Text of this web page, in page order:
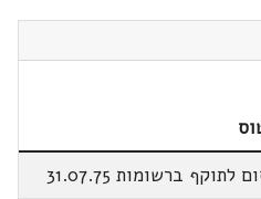
לתוקף ברשומות 31.07.75